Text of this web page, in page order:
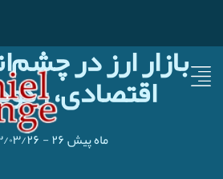
بازار ارز در
اقتصادی،
۱۴۰۳/- ۲۶ ماه پیش